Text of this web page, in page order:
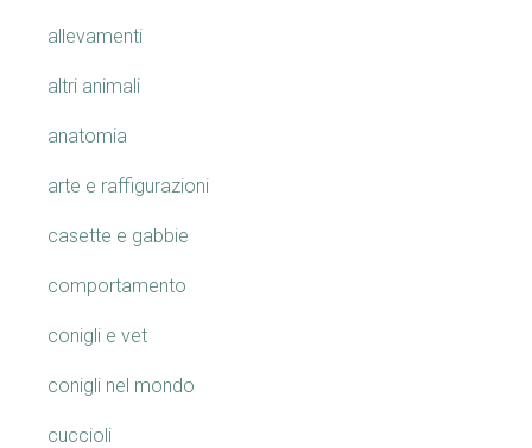
allevamenti
altri animali
anatomia
arte e raffigurazioni
casette e gabbie
comportamento
conigli e vet
conigli nel mondo
cuccioli